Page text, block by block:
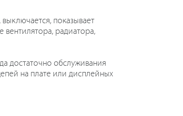
показывает
вентилятора, радиатора,
достаточно обслуживания
на плате или дисплейных